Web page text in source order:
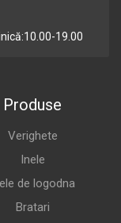
19.00
Produse
Verighete
Inele
de logodna
Bratari